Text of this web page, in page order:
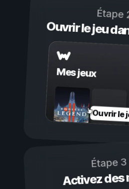
Étape
Ouvrir le jeu
Mes jeux
Ouvrir le
Étape 3
Activez des